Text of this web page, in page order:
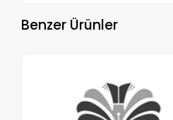
Benzer Ürünler